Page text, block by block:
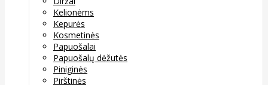
Kelionėms
Kepurės
Kosmetinės
Papuošalai
Papuošalų dėžutės
Piniginės
Pirštinės